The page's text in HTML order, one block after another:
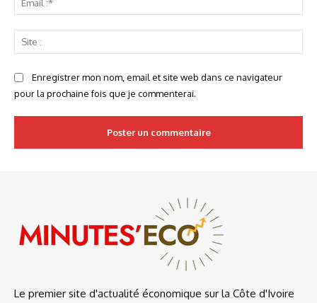
:*
:
Enregistrer mon nom, email et site web dans ce navigateur
pour la prochaine fois que je commenterai.
Le premier site d'actualité économique sur la Côte d'Ivoire